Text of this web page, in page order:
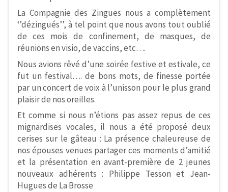
La Compagnie des Zingues nous a complètement
‘’dézingués’’, à tel point que nous avons tout oublié
de ces mois de confinement, de masques, de
réunions en visio, de vaccins, etc….
Nous avions rêvé d’une soirée festive et estivale, ce
fut un festival…. de bons mots, de finesse portée
par un concert de voix à l’unisson pour le plus grand
plaisir de nos oreilles.
Et comme si nous n’étions pas assez repus de ces
mignardises vocales, il nous a été proposé deux
cerises sur le gâteau : La présence chaleureuse de
nos épouses venues partager ces moments d’amitié
et la présentation en avant-première de 2 jeunes
nouveaux adhérents : Philippe Tesson et Jean-
Hugues de La Brosse